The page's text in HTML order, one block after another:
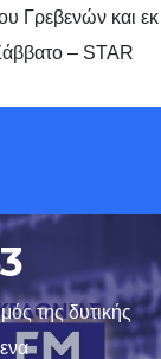
Γρεβενών και εκ
– STAR
της δυτικής